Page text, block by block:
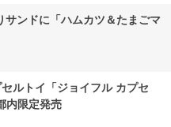
サンドに「ハムカツ＆たまごマ
ルトイ「ジョイフル カプセ
内限定発売